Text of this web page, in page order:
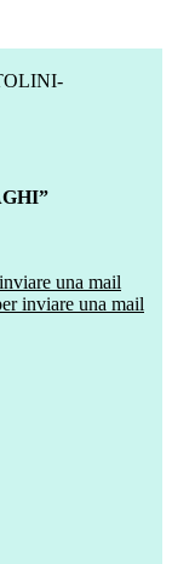
una mail
inviare una mail